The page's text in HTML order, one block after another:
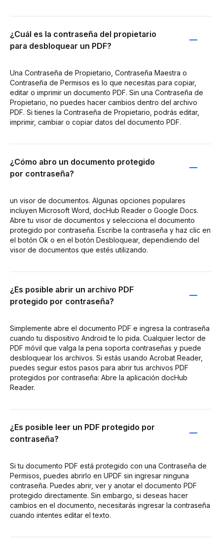
¿Cuál es la contraseña del propietario
para desbloquear un PDF?
Una Contraseña de Propietario, Contraseña Maestra o
Contraseña de Permisos es lo que necesitas para copiar,
editar o imprimir un documento PDF. Sin una Contraseña de
Propietario, no puedes hacer cambios dentro del archivo
PDF. Si tienes la Contraseña de Propietario, podrás editar,
imprimir, cambiar o copiar datos del documento PDF.
¿Cómo abro un documento protegido
por contraseña?
un visor de documentos. Algunas opciones populares
incluyen Microsoft Word, docHub Reader o Google Docs.
Abre tu visor de documentos y selecciona el documento
protegido por contraseña. Escribe la contraseña y haz clic en
el botón Ok o en el botón Desbloquear, dependiendo del
visor de documentos que estés utilizando.
¿Es posible abrir un archivo PDF
protegido por contraseña?
Simplemente abre el documento PDF e ingresa la contraseña
cuando tu dispositivo Android te lo pida. Cualquier lector de
PDF móvil que valga la pena soporta contraseñas y puede
desbloquear los archivos. Si estás usando Acrobat Reader,
puedes seguir estos pasos para abrir tus archivos PDF
protegidos por contraseña: Abre la aplicación docHub
Reader.
¿Es posible leer un PDF protegido por
contraseña?
Si tu documento PDF está protegido con una Contraseña de
Permisos, puedes abrirlo en UPDF sin ingresar ninguna
contraseña. Puedes abrir, ver y anotar el documento PDF
protegido directamente. Sin embargo, si deseas hacer
cambios en el documento, necesitarás ingresar la contraseña
cuando intentes editar el texto.